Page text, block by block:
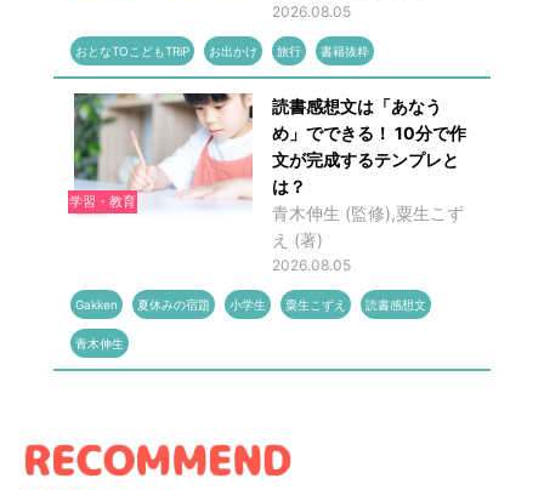
2026.08.05
おとなTOこどもTRiP お出かけ 旅行 書籍抜粋
学習・教育
読書感想文は「あなう
め」でできる！ 10分で作
文が完成するテンプレと
は？
青木伸生 (監修),粟生こず
え (著)
2026.08.05
Gakken 夏休みの宿題 小学生 粟生こずえ 読書感想文
青木伸生